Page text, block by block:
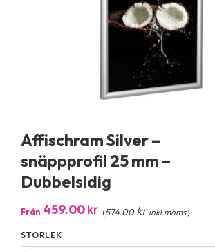
Affischram Silver –
snäppprofil 25 mm –
Dubbelsidig
Från 459.00kr (574.00kr inkl.moms)
STORLEK